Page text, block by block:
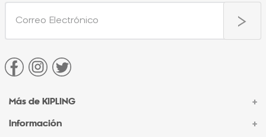
Más de KIPLING +
Acerca de Kipling
Información +